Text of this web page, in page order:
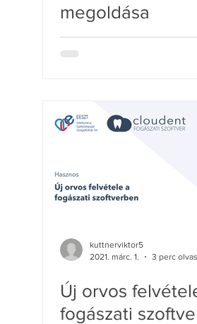
megoldása
kuttnerviktor5
2021. márc. 1.
3 perc
Új orvos
fogászati